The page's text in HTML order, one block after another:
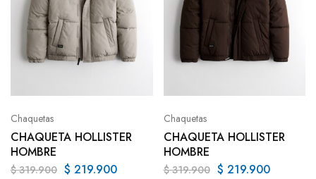
Chaquetas
CHAQUETA HOLLISTER
HOMBRE
$319.900 $ 219.900
Chaquetas
CHAQUETA HOLLISTER
HOMBRE
$319.900 $ 219.900